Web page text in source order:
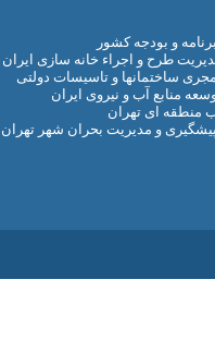
و بودجه کشور
طرح و اجراء خانه سازی ایران
ساختمانها و تاسیسات دولتی
منابع آب و نیروی ایران
منطقه ای تهران
و مدیریت بحران شهر تهران